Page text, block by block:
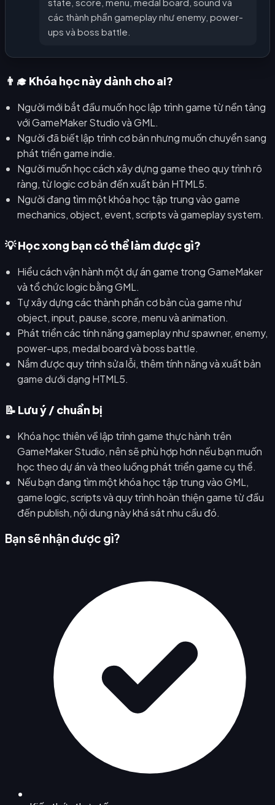
các thành phần gameplay như enemy, power-
ups và boss battle.
👨‍🎓 Khóa học này dành cho ai?
Người mới bắt đầu muốn học lập trình game từ nền tảng
với GameMaker Studio và GML.
Người đã biết lập trình cơ bản nhưng muốn chuyển sang
phát triển game indie.
Người muốn học cách xây dựng game theo quy trình rõ
ràng, từ logic cơ bản đến xuất bản HTML5.
Người đang tìm một khóa học tập trung vào game
mechanics, object, event, scripts và gameplay system.
💡 Học xong bạn có thể làm được gì?
Hiểu cách vận hành một dự án game trong GameMaker
và tổ chức logic bằng GML.
Tự xây dựng các thành phần cơ bản của game như
object, input, pause, score, menu và animation.
Phát triển các tính năng gameplay như spawner, enemy,
power-ups, medal board và boss battle.
Nắm được quy trình sửa lỗi, thêm tính năng và xuất bản
game dưới dạng HTML5.
📝 Lưu ý / chuẩn bị
Khóa học thiên về lập trình game thực hành trên
GameMaker Studio, nên sẽ phù hợp hơn nếu bạn muốn
học theo dự án và theo luồng phát triển game cụ thể.
Nếu bạn đang tìm một khóa học tập trung vào GML,
game logic, scripts và quy trình hoàn thiện game từ đầu
đến publish, nội dung này khá sát nhu cầu đó.
Bạn sẽ nhận được gì?